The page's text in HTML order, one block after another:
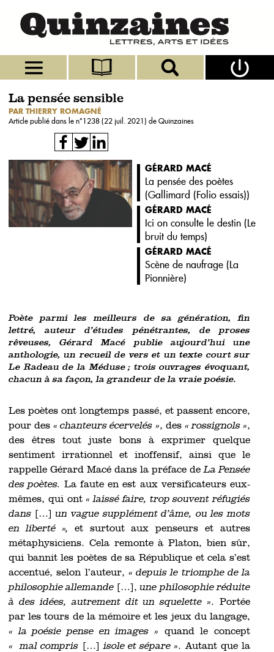
La pensée sensible
PAR THIERRY ROMAGNÉ
Article publié dans le n°1238 (22 juil. 2021) de Quinzaines
GÉRARD MACÉ
La pensée des poètes
(Gallimard (Folio essais))
GÉRARD MACÉ
Ici on consulte le destin (Le
bruit du temps)
GÉRARD MACÉ
Scène de naufrage (La
Pionnière)
Poète parmi les meilleurs de sa génération, fin
lettré, auteur d’études pénétrantes, de proses
rêveuses, Gérard Macé publie aujourd’hui une
anthologie, un recueil de vers et un texte court sur
Le Radeau de la Méduse ; trois ouvrages évoquant,
chacun à sa façon, la grandeur de la vraie poésie.
Les poètes ont longtemps passé, et passent encore,
pour des« chanteurs écervelés », des « rossignols »,
des êtres tout juste bons à exprimer quelque
sentiment irrationnel et inoffensif, ainsi que le
rappelle Gérard Macé dans la préface deLa Pensée
des poètes. La faute en est aux versificateurs eux-
mêmes, qui ont« laissé faire, trop souvent réfugiés
dans
[…]
un vague supplément d’âme, ou les mots
en liberté », et surtout aux penseurs et autres
métaphysiciens. Cela remonte à Platon, bien sûr,
qui bannit les poètes de sa République et cela s’est
accentué, selon l’auteur, « depuis le triomphe de la
philosophie allemande
[…], une philosophie réduite
à des idées, autrement dit un squelette ». Portée
par les tours de la mémoire et les jeux du langage,
« la poésie pense en images » quand le concept
«
mal compris […]isole et sépare ». Autant que la